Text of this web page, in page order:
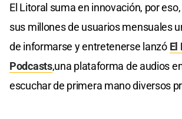
El Litoral suma en innovación, por
sus millones de usuarios mensuales
de informarse y entretenerse lanzó El
Podcasts,una plataforma de audios
escuchar de primera mano diversos